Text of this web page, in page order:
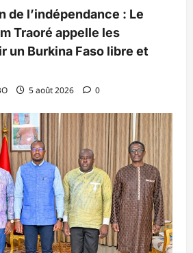
de l’indépendance : Le
Traoré appelle les
un Burkina Faso libre et
5 août 2026 0